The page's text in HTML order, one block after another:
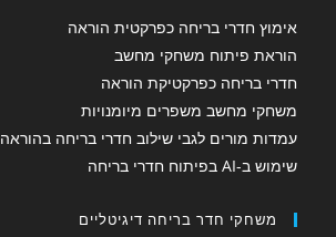
אימוץ חדרי בריחה כפרקטית הוראה
הוראת פיתוח משחקי מחשב
חדרי בריחה כפרקטיקת הוראה
משחקי מחשב משפרים מיומנויות
עמדות מורים לגבי שילוב חדרי בריחה בהוראה
שימוש ב-AI בפיתוח חדרי בריחה
משחקי חדר בריחה דיגיטליים